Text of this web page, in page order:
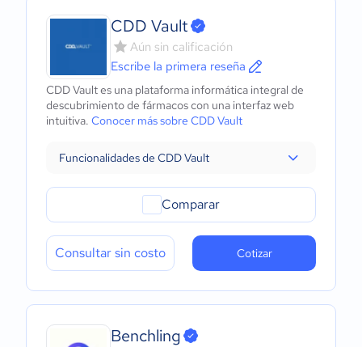
CDD Vault
Aún sin calificación
Escribe la primera reseña
CDD Vault es una plataforma informática integral de
descubrimiento de fármacos con una interfaz web
intuitiva. Conocer más sobre CDD Vault
Funcionalidades de CDD Vault
Comparar
Consultar sin costo Cotizar
Benchling